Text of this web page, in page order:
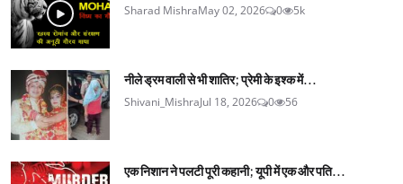
Sharad MishraMay 02, 2026 0 5k
नीले ड्रम वाली से भी शातिर; प्रेमी के इश्‍क में...
Shivani_MishraJul 18, 2026 0 56
एक निशान ने पलटी पूरी कहानी; यूपी में एक और पति...